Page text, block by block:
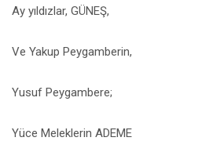
Ay yıldızlar, GÜNEŞ,
Ve Yakup Peygamberin,
Yusuf Peygambere;
Yüce Meleklerin ADEME